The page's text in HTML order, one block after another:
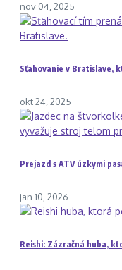
nov 04, 2025
Sťahovanie v Bratislave,
okt 24, 2025
Prejazd s ATV úzkymi
jan 10, 2026
Reishi: Zázračná huba,